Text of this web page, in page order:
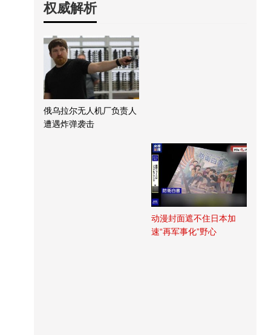
权威解析
俄乌拉尔无人机厂负责人
遭遇炸弹袭击
动漫封面遮不住日本加
速“再军事化”野心